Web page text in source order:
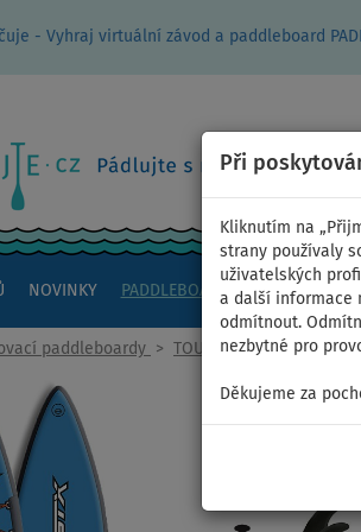
- Vyhraj virtuální závod a paddleboard
Při
Kliknutím na
strany používaly
uživatelských
a další informace
odmítnout.
nezbytné pro
Děkujeme za
NOVINKY PADDLEBOARDY KAJAKY
paddleboardy > TOURING